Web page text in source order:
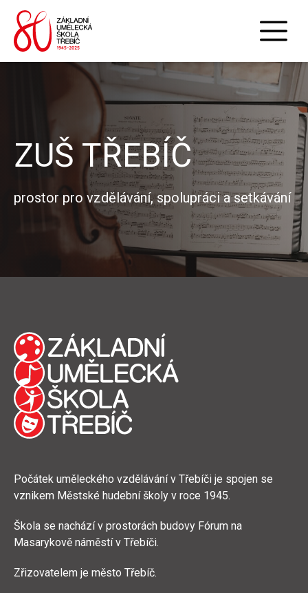
ZUŠ TŘEBÍČ
prostor pro vzdělávání, spolupráci a setkávání
Počátek uměleckého vzdělávání v Třebíči je spojen se
vznikem Městské hudební školy v roce 1945.
Škola se nachází v prostorách budovy Fórum na
Masarykově náměstí v Třebíči.
Zřizovatelem je město Třebíč.